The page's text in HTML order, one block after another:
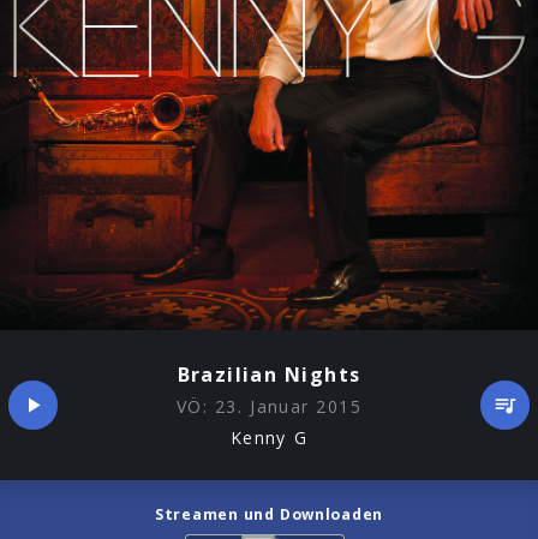
Brazilian Nights
VÖ: 23. Januar 2015
Kenny G
Streamen und Downloaden